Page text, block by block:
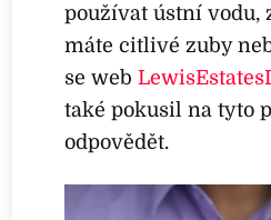
používat ústní vodu,
máte citlivé zuby
se web
také pokusil na tyto
odpovědět.